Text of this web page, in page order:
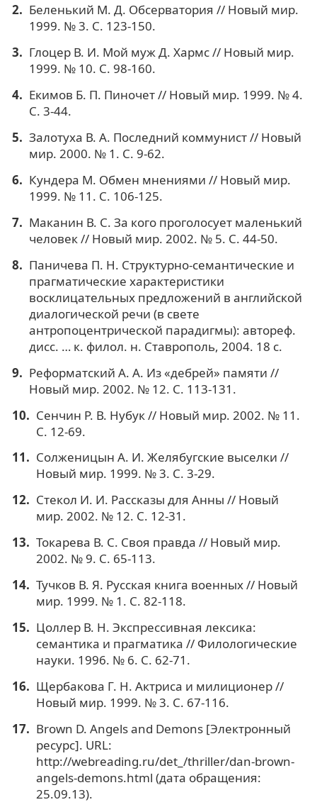
Беленький М. Д. Обсерватория // Новый мир.
1999. № 3. С. 123-150.
Глоцер В. И. Мой муж Д. Хармс // Новый мир.
1999. № 10. С. 98-160.
Екимов Б. П. Пиночет // Новый мир. 1999. № 4.
С. 3-44.
Залотуха В. А. Последний коммунист // Новый
мир. 2000. № 1. С. 9-62.
Кундера М. Обмен мнениями // Новый мир.
1999. № 11. С. 106-125.
Маканин В. С. За кого проголосует маленький
человек // Новый мир. 2002. № 5. С. 44-50.
Паничева П. Н. Структурно-семантические и
прагматические характеристики
восклицательных предложений в английской
диалогической речи (в свете
антропоцентрической парадигмы): автореф.
дисс. … к. филол. н. Ставрополь, 2004. 18 с.
Реформатский А. А. Из «дебрей» памяти //
Новый мир. 2002. № 12. С. 113-131.
Сенчин Р. В. Нубук // Новый мир. 2002. № 11.
С. 12-69.
Солженицын А. И. Желябугские выселки //
Новый мир. 1999. № 3. С. 3-29.
Стекол И. И. Рассказы для Анны // Новый
мир. 2002. № 12. С. 12-31.
Токарева В. С. Своя правда // Новый мир.
2002. № 9. С. 65-113.
Тучков В. Я. Русская книга военных // Новый
мир. 1999. № 1. С. 82-118.
Цоллер В. Н. Экспрессивная лексика:
семантика и прагматика // Филологические
науки. 1996. № 6. С. 62-71.
Щербакова Г. Н. Актриса и милиционер //
Новый мир. 1999. № 3. С. 67-116.
Brown D. Angels and Demons [Электронный
ресурс]. URL:
http://webreading.ru/det_/thriller/dan-brown-
angels-demons.html (дата обращения:
25.09.13).